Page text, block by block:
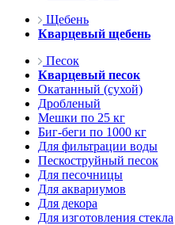
Щебень
Кварцевый щебень
Песок
Кварцевый песок
Окатанный (сухой)
Дробленый
Мешки по 25 кг
Биг-беги по 1000 кг
Для фильтрации воды
Пескоструйный песок
Для песочницы
Для аквариумов
Для декора
Для изготовления стекла